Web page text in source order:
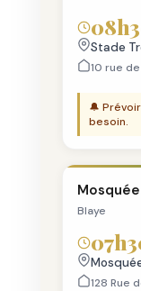
Stade
10 rue
🔔
besoin.
Blaye
128 Rue